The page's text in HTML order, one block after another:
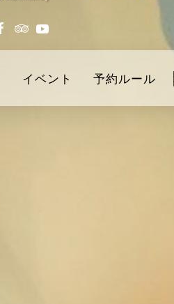
イベント 予約ルール